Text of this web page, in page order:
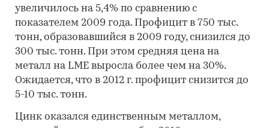
увеличилось на 5,4% по сравнению с
показателем 2009 года. Профицит в 750 тыс.
тонн, образовавшийся в 2009 году, снизился до
300 тыс. тонн. При этом средняя цена на
металл на LME выросла более чем на 30%.
Ожидается, что в 2012 г. профицит снизится до
5-10 тыс. тонн.
Цинк оказался единственным металлом,